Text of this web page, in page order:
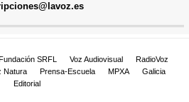
SRFL Voz Audiovisual
RadioVoz
Natura Prensa-Escuela MPXA
Galicia
Editorial